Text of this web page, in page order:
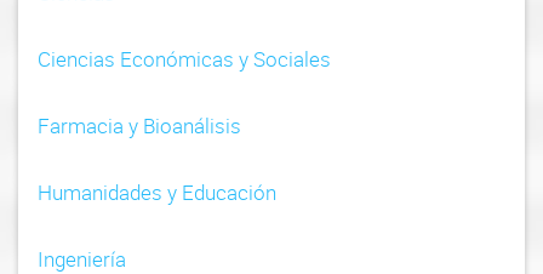
o
n
Ciencias Económicas y Sociales
Farmacia y Bioanálisis
Humanidades y Educación
Ingeniería